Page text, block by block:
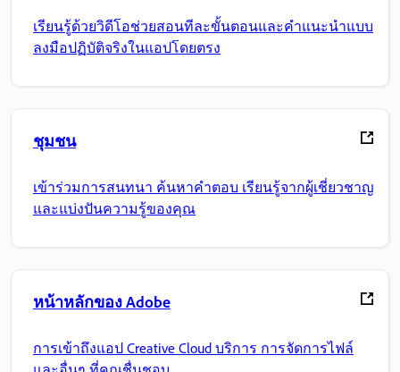
เรียนรู้ด้วยวิดีโอช่วยสอนทีละขั้นตอนและคำแนะนำแบบ
ลงมือปฏิบัติจริงในแอปโดยตรง
ชุมชน
เข้าร่วมการสนทนา ค้นหาคำตอบ เรียนรู้จากผู้เชี่ยวชาญ
และแบ่งปันความรู้ของคุณ
หน้าหลักของ Adobe
การเข้าถึงแอป Creative Cloud บริการ การจัดการไฟล์